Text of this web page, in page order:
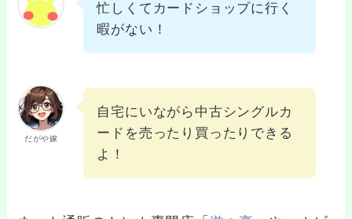
忙しくてカードショップに行く
暇がない！
だがや嫁
自宅にいながら中古シングルカ
ードを売ったり買ったりできる
よ！